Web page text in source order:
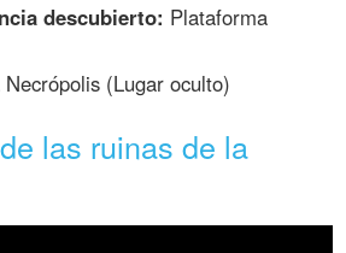
descubierto: Plataforma
Necrópolis (Lugar oculto)
las ruinas de la